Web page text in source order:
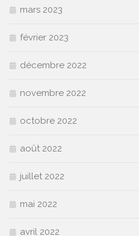
mars 2023
février 2023
décembre 2022
novembre 2022
octobre 2022
août 2022
juillet 2022
mai 2022
avril 2022